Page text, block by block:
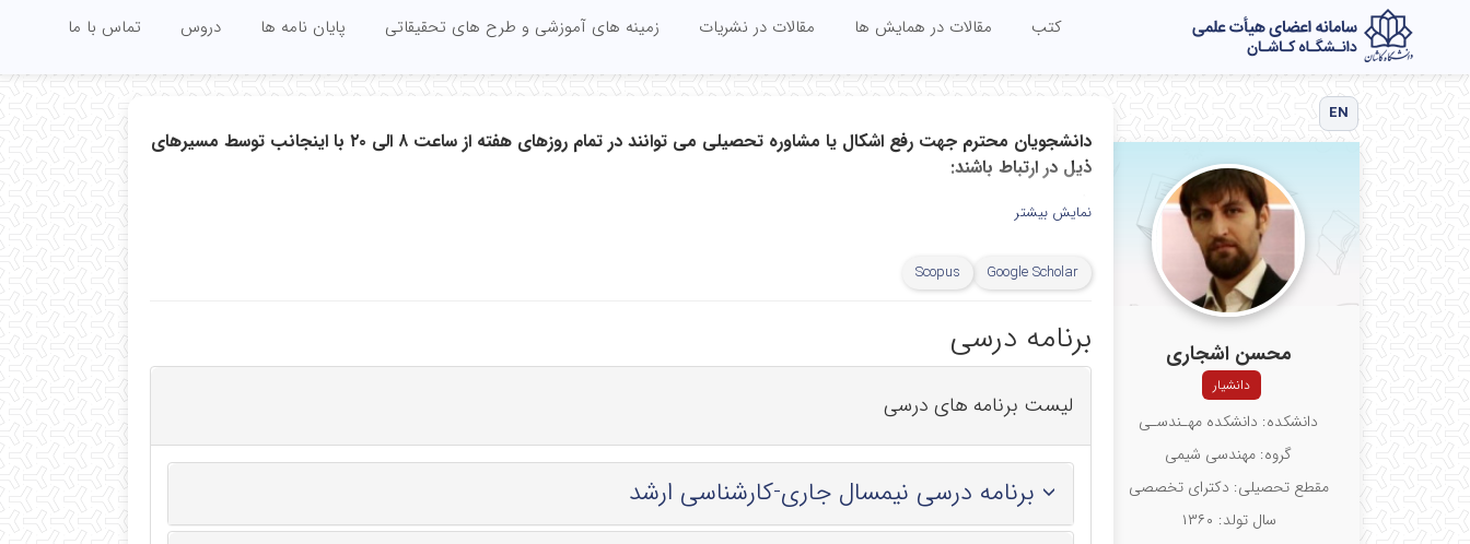
کتب مقالات در همایش ها مقالات در نشریات زمینه های آموزشی و طرح های تحقیقاتی پایان نامه ها دروس تماس با ما
EN
محسن اشجاری
دانشیار
دانشکده: دانشکده مهـندسـی
گروه: مهندسی شیمی
مقطع تحصیلی: دکترای تخصصی
سال تولد: ۱۳۶۰
دانشجویان محترم جهت رفع اشکال یا مشاوره تحصیلی می توانند در تمام روزهای هفته از ساعت ۸ الی ۲۰ با اینجانب توسط مسیرهای
ذیل در ارتباط باشند:
۱) ملاقات حضوری در دانشکده اتاق شماره ۳۰۵
۳) تماس تلفنی به شماره ۰۳۱۵۵۹۱۲۴۹۴
نمایش بیشتر
Google Scholar
Scopus
برنامه درسی
لیست برنامه های درسی
برنامه درسی نیمسال جاری-کارشناسی ارشد